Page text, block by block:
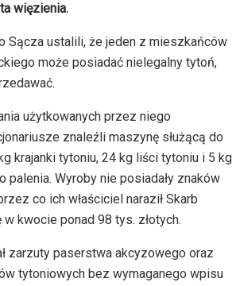
więzienia.
Sącza ustalili, że jeden z mieszkańców
może posiadać nielegalny tytoń,
użytkowanych przez niego
znaleźli maszynę służącą do
krajanki tytoniu, 24 kg liści tytoniu i 5 kg
palenia. Wyroby nie posiadały znaków
co ich właściciel naraził Skarb
kwocie ponad 98 tys. złotych.
zarzuty paserstwa akcyzowego oraz
tytoniowych bez wymaganego wpisu